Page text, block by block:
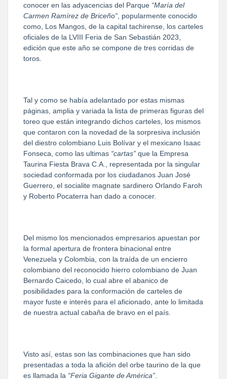
conocer en las adyacencias del Parque “María del
Carmen Ramírez de Briceño” , popularmente conocido
como, Los Mangos, de la capital tachirense, los carteles
oficiales de la LVIII Feria de San Sebastián 2023,
edición que este año se compone de tres corridas de
toros.
Tal y como se había adelantado por estas mismas
páginas, amplia y variada la lista de primeras figuras del
toreo que están integrando dichos carteles, los mismos
que contaron con la novedad de la sorpresiva inclusión
del diestro colombiano Luis Bolívar y el mexicano Isaac
Fonseca, como las ultimas “cartas” que la Empresa
Taurina Fiesta Brava C.A., representada por la singular
sociedad conformada por los ciudadanos Juan José
Guerrero, el socialite magnate sardinero Orlando Faroh
y Roberto Pocaterra han dado a conocer.
Del mismo los mencionados empresarios apuestan por
la formal apertura de frontera binacional entre
Venezuela y Colombia, con la traída de un encierro
colombiano del reconocido hierro colombiano de Juan
Bernardo Caicedo, lo cual abre el abanico de
posibilidades para la conformación de carteles de
mayor fuste e interés para el aficionado, ante lo limitada
de nuestra actual cabaña de bravo en el país.
Visto así, estas son las combinaciones que han sido
presentadas a toda la afición del orbe taurino de la que
es llamada la “Feria Gigante de América”